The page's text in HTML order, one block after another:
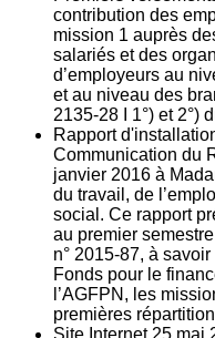
contribution des
mission 1 auprès
salariés et des
d’employeurs au
et au niveau des
2135‐28 I 1°) et 2°)
Rapport
Communication du
janvier 2016 à
du travail, de
social. Ce rapport
au premier
n° 2015-87, à
Fonds pour le
l’AGFPN, les
premières